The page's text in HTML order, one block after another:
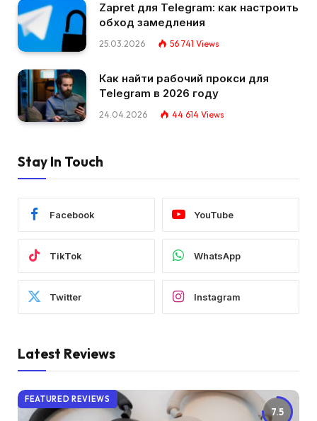
Zapret для Telegram: как настроить
обход замедления
25.03.2026 56 741 Views
Как найти рабочий прокси для
Telegram в 2026 году
24.04.2026 44 614 Views
Stay In Touch
Facebook YouTube
TikTok WhatsApp
Twitter Instagram
Latest Reviews
7.5
FEATURED REVIEWS